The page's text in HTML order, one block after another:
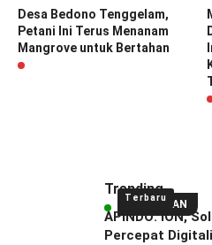
Desa Bedono Tenggelam,
Petani Ini Terus Menanam
Mangrove untuk Bertahan
UNGGULAN
Terbaru
Trending
APINDO: ION,
Percepat